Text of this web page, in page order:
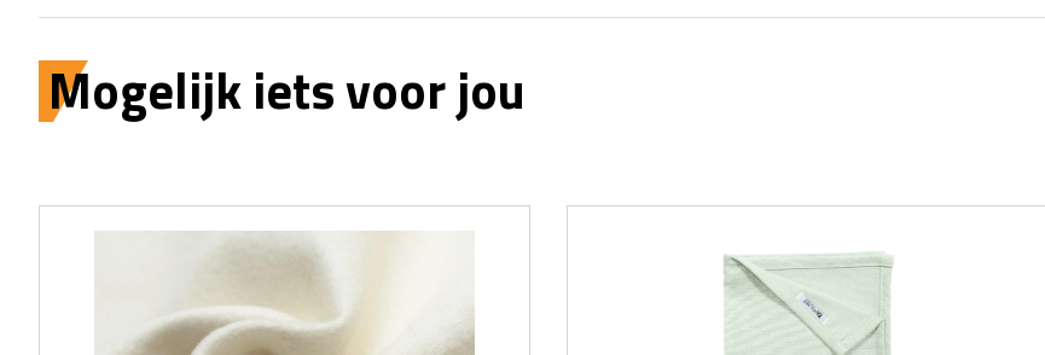
Mogelijk iets voor jou